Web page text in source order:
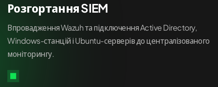
Розгортання SIEM
Впровадження Wazuh та підключення Active Directory,
Windows-станцій і Ubuntu-серверів до централізованого
моніторингу.